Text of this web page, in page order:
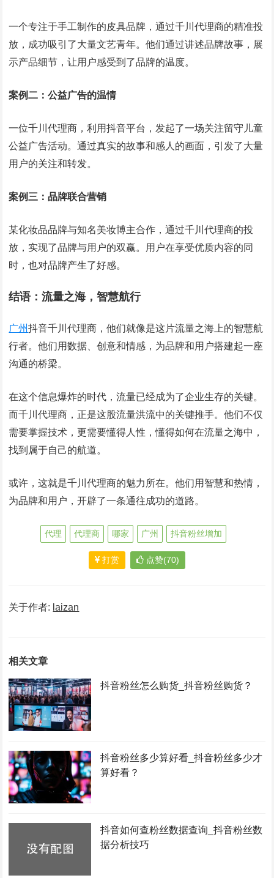
一个专注于手工制作的皮具品牌，通过千川代理商的精准投
放，成功吸引了大量文艺青年。他们通过讲述品牌故事，展
示产品细节，让用户感受到了品牌的温度。
案例二：公益广告的温情
一位千川代理商，利用抖音平台，发起了一场关注留守儿童
公益广告活动。通过真实的故事和感人的画面，引发了大量
用户的关注和转发。
案例三：品牌联合营销
某化妆品品牌与知名美妆博主合作，通过千川代理商的投
放，实现了品牌与用户的双赢。用户在享受优质内容的同
时，也对品牌产生了好感。
结语：流量之海，智慧航行
广州抖音千川代理商，他们就像是这片流量之海上的智慧航
行者。他们用数据、创意和情感，为品牌和用户搭建起一座
沟通的桥梁。
在这个信息爆炸的时代，流量已经成为了企业生存的关键。
而千川代理商，正是这股流量洪流中的关键推手。他们不仅
需要掌握技术，更需要懂得人性，懂得如何在流量之海中，
找到属于自己的航道。
或许，这就是千川代理商的魅力所在。他们用智慧和热情，
为品牌和用户，开辟了一条通往成功的道路。
代理 代理商 哪家 广州 抖音粉丝增加
打赏 点赞(70)
关于作者: laizan
相关文章
抖音粉丝怎么购货_抖音粉丝购货？
抖音粉丝多少算好看_抖音粉丝多少才
算好看？
抖音如何查粉丝数据查询_抖音粉丝数
据分析技巧